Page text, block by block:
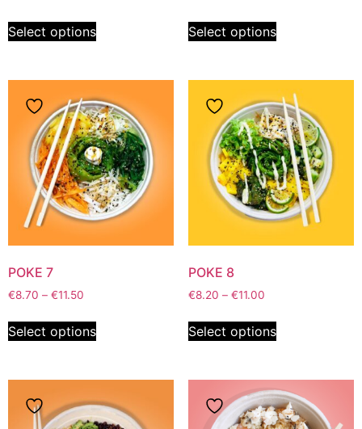
Select options Select options
POKE 7
€8.70 – €11.50
Select options
POKE 8
€8.20 – €11.00
Select options